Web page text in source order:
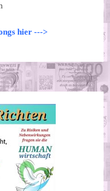
hier --->